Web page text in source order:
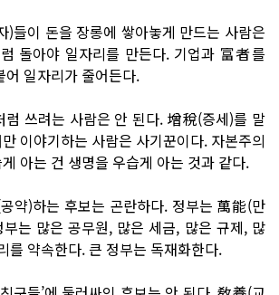
)들이 돈을 장롱에 쌓아놓게 만드는 사람은
돌아야 일자리를 만든다. 기업과 富者를
일자리가 줄어든다.
럼 쓰려는 사람은 안 된다. 增稅(증세)를 말
이야기하는 사람은 사기꾼이다. 자본주의
아는 건 생명을 우습게 아는 것과 같다.
약)하는 후보는 곤란하다. 정부는 萬能(만
는 많은 공무원, 많은 세금, 많은 규제, 많
를 약속한다. 큰 정부는 독재화한다.